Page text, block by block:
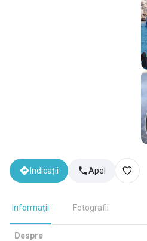
Indicații Apel
Informații Fotografii
Despre